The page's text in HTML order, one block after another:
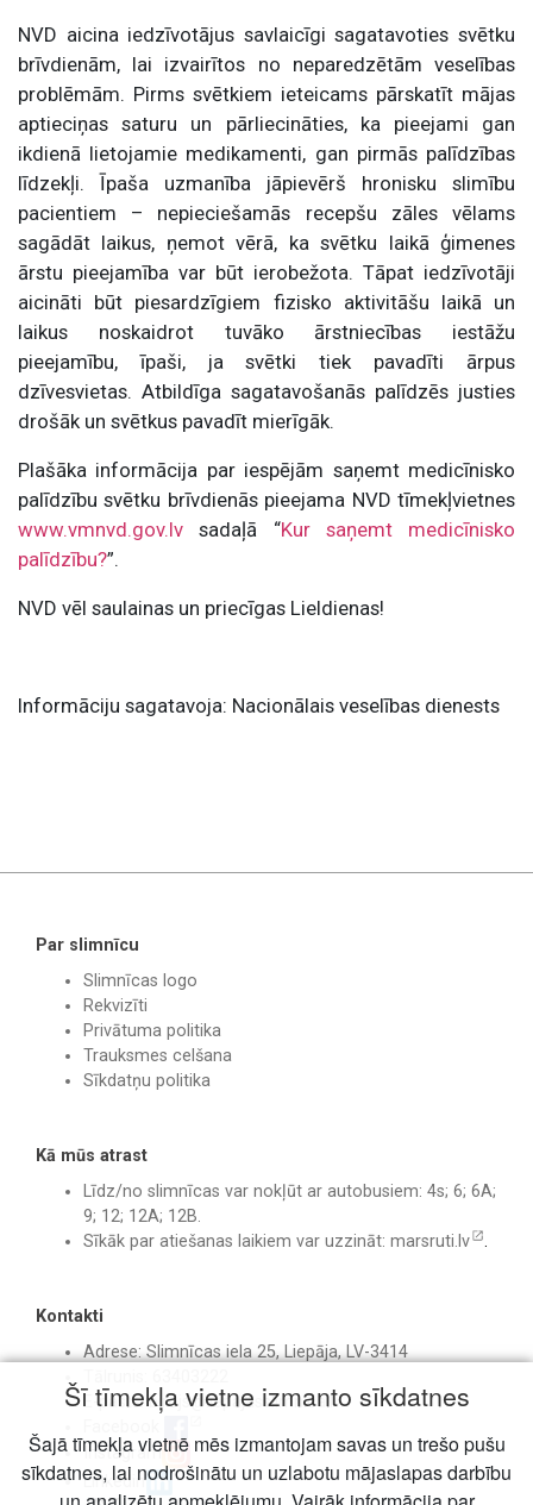
NVD aicina iedzīvotājus savlaicīgi sagatavoties svētku
brīvdienām, lai izvairītos no neparedzētām veselības
problēmām. Pirms svētkiem ieteicams pārskatīt mājas
aptieciņas saturu un pārliecināties, ka pieejami gan
ikdienā lietojamie medikamenti, gan pirmās palīdzības
līdzekļi. Īpaša uzmanība jāpievērš hronisku slimību
pacientiem – nepieciešamās recepšu zāles vēlams
sagādāt laikus, ņemot vērā, ka svētku laikā ģimenes
ārstu pieejamība var būt ierobežota. Tāpat iedzīvotāji
aicināti būt piesardzīgiem fizisko aktivitāšu laikā un
laikus noskaidrot tuvāko ārstniecības iestāžu
pieejamību, īpaši, ja svētki tiek pavadīti ārpus
dzīvesvietas. Atbildīga sagatavošanās palīdzēs justies
drošāk un svētkus pavadīt mierīgāk.
Plašāka informācija par iespējām saņemt medicīnisko
palīdzību svētku brīvdienās pieejama NVD tīmekļvietnes
www.vmnvd.gov.lv sadaļā “Kur saņemt medicīnisko
palīdzību?”.
NVD vēl saulainas un priecīgas Lieldienas!
Informāciju sagatavoja: Nacionālais veselības dienests
Par slimnīcu
Slimnīcas logo
Rekvizīti
Privātuma politika
Trauksmes celšana
Sīkdatņu politika
Kā mūs atrast
Līdz/no slimnīcas var nokļūt ar autobusiem: 4s; 6; 6A;
9; 12; 12A; 12B.
Sīkāk par atiešanas laikiem var uzzināt: marsruti.lv .
Kontakti
Adrese: Slimnīcas iela 25, Liepāja, LV-3414
E-pasts:birojs@liepajasslimnica.lv
Instagram
Linkedin
Šī tīmekļa vietne izmanto sīkdatnes
Šajā tīmekļa vietnē mēs izmantojam savas un trešo pušu
sīkdatnes, lai nodrošinātu un uzlabotu mājaslapas darbību